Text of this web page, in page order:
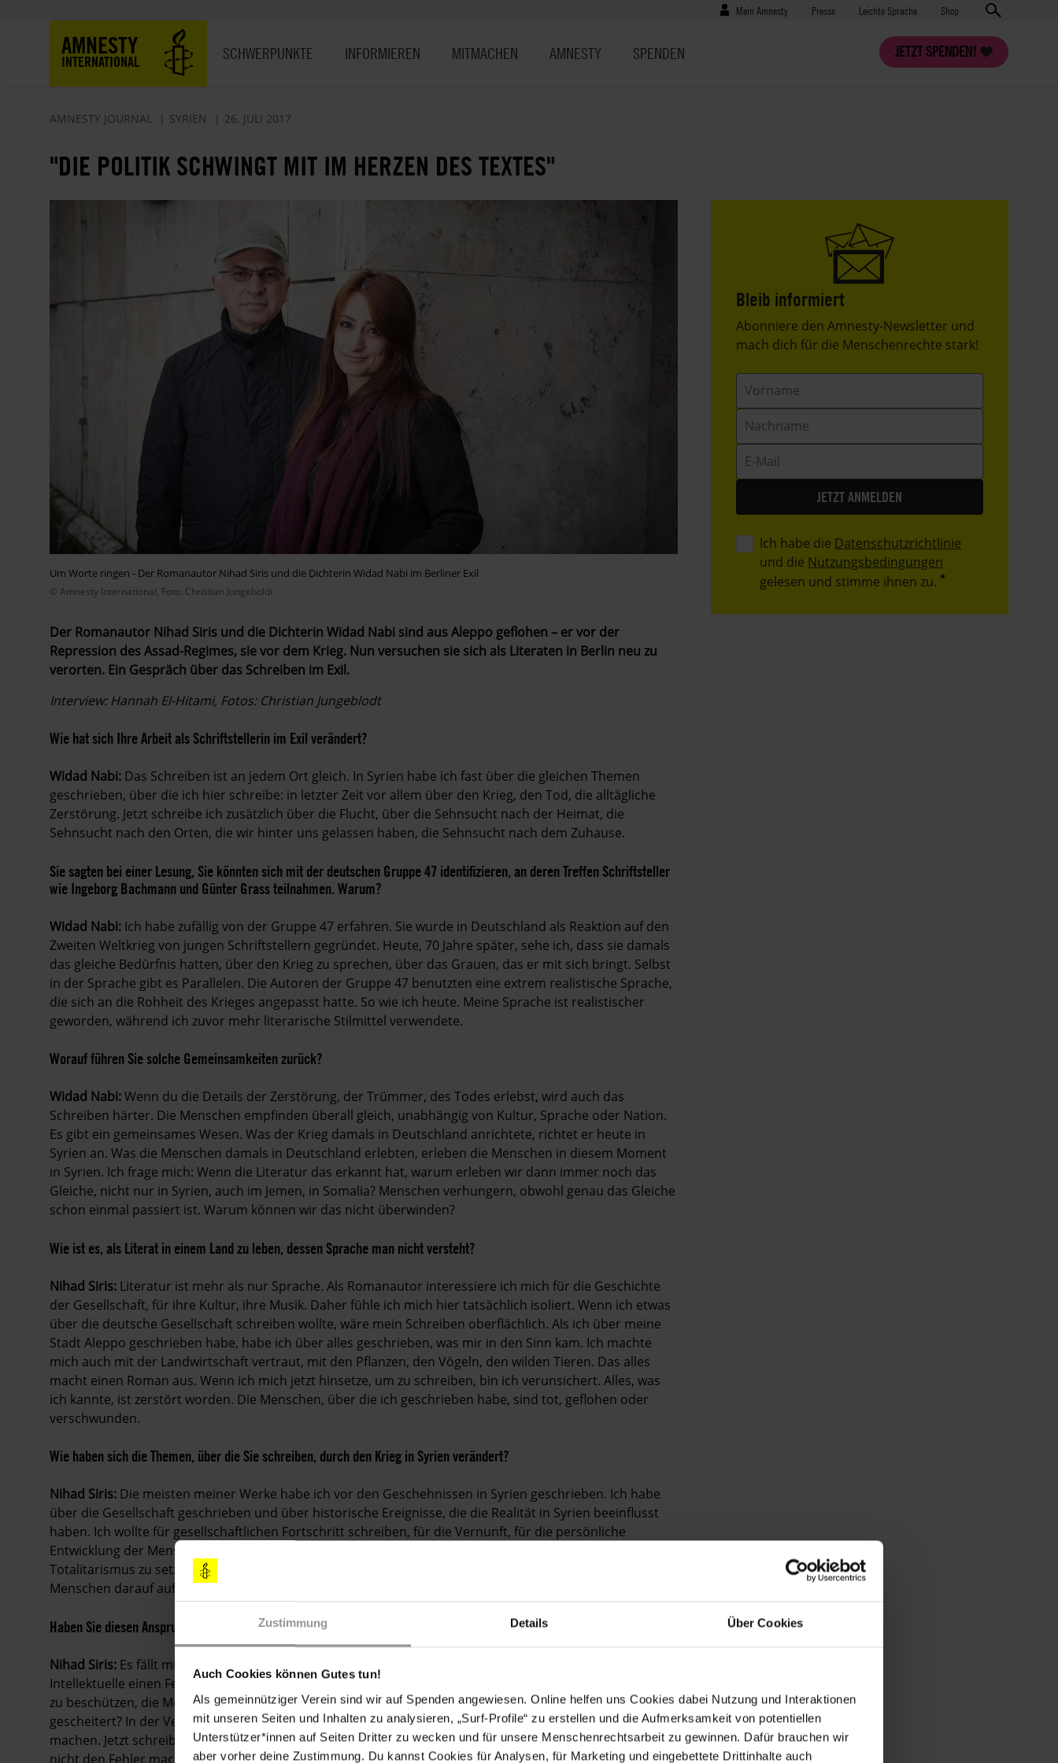
Zustimmung Details Über Cookies
Auch Cookies können Gutes tun!
Als gemeinnütziger Verein sind wir auf Spenden angewiesen. Online helfen uns Cookies dabei Nutzung und Interaktionen
mit unseren Seiten und Inhalten zu analysieren, „Surf-Profile“ zu erstellen und die Aufmerksamkeit von potentiellen
Unterstützer*innen auf Seiten Dritter zu wecken und für unsere Menschenrechtsarbeit zu gewinnen. Dafür brauchen wir
aber vorher deine Zustimmung. Du kannst Cookies für Analysen, für Marketing und eingebettete Drittinhalte auch
Benutzermenü
Mein Amnesty Presse
Presse Leichte Sprache Shop
AMNESTY
INTERNATIONAL
JETZT SPENDEN!
SCHWERPUNKTE INFORMIEREN MITMACHEN AMNESTY SPENDEN
AMNESTY JOURNAL SYRIEN 26. JULI 2017
"DIE POLITIK SCHWINGT MIT IM HERZEN DES TEXTES"
Um Worte ringen - Der Romanautor Nihad Siris und die Dichterin Widad Nabi im Berliner Exil
© Amnesty International, Foto: Christian Jungeboldt
Der Romanautor Nihad Siris und die Dichterin Widad Nabi sind aus Aleppo geflohen – er vor der
Repression des Assad-Regimes, sie vor dem Krieg. Nun versuchen sie sich als Literaten in Berlin neu zu
verorten. Ein Gespräch über das Schreiben im Exil.
Interview: Hannah El-Hitami, Fotos: Christian Jungeblodt
Wie hat sich Ihre Arbeit als Schriftstellerin im Exil verändert?
Widad Nabi: Das Schreiben ist an jedem Ort gleich. In Syrien habe ich fast über die gleichen Themen
geschrieben, über die ich hier schreibe: in letzter Zeit vor allem über den Krieg, den Tod, die alltägliche
Zerstörung. Jetzt schreibe ich zusätzlich über die Flucht, über die Sehnsucht nach der Heimat, die
Sehnsucht nach den Orten, die wir hinter uns gelassen haben, die Sehnsucht nach dem Zuhause.
Sie sagten bei einer Lesung, Sie könnten sich mit der deutschen Gruppe 47 identifizieren, an deren Treffen Schriftsteller
wie Ingeborg Bachmann und Günter Grass teilnahmen. Warum?
Widad Nabi: Ich habe zufällig von der Gruppe 47 erfahren. Sie wurde in Deutschland als Reaktion auf den
Zweiten Weltkrieg von jungen Schriftstellern gegründet. Heute, 70 Jahre später, sehe ich, dass sie damals
das gleiche Bedürfnis hatten, über den Krieg zu sprechen, über das Grauen, das er mit sich bringt. Selbst
in der Sprache gibt es Parallelen. Die Autoren der Gruppe 47 benutzten eine extrem realistische Sprache,
die sich an die Rohheit des Krieges angepasst hatte. So wie ich heute. Meine Sprache ist realistischer
geworden, während ich zuvor mehr ­literarische Stilmittel verwendete.
Worauf führen Sie solche Gemeinsamkeiten zurück?
Widad Nabi:Wenn du die Details der Zerstörung, der Trümmer, des Todes erlebst, wird auch das
Schreiben härter. Die Menschen empfinden überall gleich, unabhängig von Kultur, Sprache oder Nation.
Es gibt ein gemeinsames Wesen. Was der Krieg damals in Deutschland anrichtete, richtet er heute in
Syrien an. Was die Menschen damals in Deutschland erlebten, erleben die Menschen in diesem Moment
in Syrien. Ich frage mich: Wenn die Literatur das erkannt hat, warum erleben wir dann immer noch das
Gleiche, nicht nur in Syrien, auch im Jemen, in Somalia? Menschen verhungern, obwohl genau das Gleiche
schon einmal passiert ist. Warum können wir das nicht überwinden?
Wie ist es, als Literat in einem Land zu leben, dessen Sprache man nicht versteht?
Nihad Siris: Literatur ist mehr als nur Sprache. Als Roman­autor interessiere ich mich für die Geschichte
der Gesellschaft, für ihre Kultur, ihre Musik. Daher fühle ich mich hier tatsächlich isoliert. Wenn ich etwas
über die deutsche Gesellschaft schreiben wollte, wäre mein Schreiben oberflächlich. Als ich über meine
Stadt Aleppo geschrieben habe, habe ich über alles geschrieben, was mir in den Sinn kam. Ich machte
mich auch mit der Landwirtschaft vertraut, mit den Pflanzen, den Vögeln, den wilden Tieren. Das alles
macht einen Roman aus. Wenn ich mich jetzt hinsetze, um zu schreiben, bin ich verunsichert. Alles, was
ich kannte, ist zerstört worden. Die Menschen, über die ich geschrieben habe, sind tot, geflohen oder
verschwunden.
Wie haben sich die Themen, über die Sie schreiben, durch den Krieg in Syrien verändert?
Nihad Siris: Die meisten meiner Werke habe ich vor den ­Geschehnissen in Syrien geschrieben. Ich habe
über die Gesellschaft geschrieben und über historische Ereignisse, die die ­Realität in Syrien beeinflusst
haben. Ich wollte für gesellschaftlichen Fortschritt schreiben, für die Vernunft, für die persönliche
Entwicklung der Menschen. "Ali Hassans Intrige" habe ich geschrieben, um ein Zeichen gegen den
Totalitarismus zu setzen, der sich in Syrien seit den sechziger Jahren entwickelt hat. Ich wollte die
Menschen darauf aufmerksam machen und sie dazu anregen, den demokratischen Weg zu wählen.
Haben Sie diesen Anspruch noch immer?
Nihad Siris: Es fällt mir schwer, meine alten Projekte weiterzuführen. Ich frage mich oft, ob wir als
Intellektuelle einen Fehler begangen haben. Haben wir versagt, weil wir es nicht geschafft haben, das Land
zu beschützen, die Menschen, die Kinder, unsere Lebensweise? Sind wir als Intellektuelle, als Schriftsteller
gescheitert? In der Vergangenheit habe ich geschrieben, um Menschen in Syrien etwas bewusst zu
machen. Jetzt schreibe ich für die "anderen", für die Menschen im Westen und im Rest der Welt, damit sie
nicht den Fehler machen, das syrische Regime als Alternative zum Terrorismus zu sehen. Dieses Regime
Bleib informiert
Header
Text
Abonniere den Amnesty-Newsletter und
mach dich für die Menschenrechte stark!
Vorname
Nachname
E-
Mail
Ich habe die Datenschutzrichtlinie
und die Nutzungsbedingungen
gelesen und stimme ihnen zu.